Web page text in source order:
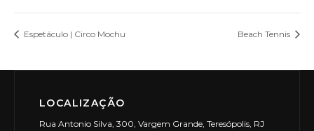
Espetáculo | Circo Mochu Beach Tennis
LOCALIZAÇÃO
Rua Antonio Silva, 300, Vargem Grande, Teresópolis, RJ